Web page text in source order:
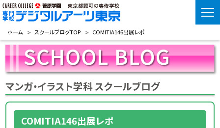
ホーム スクールブログTOP COMITIA146出展レポ
マンガ・イラスト学科 スクールブログ
COMITIA146出展レポ